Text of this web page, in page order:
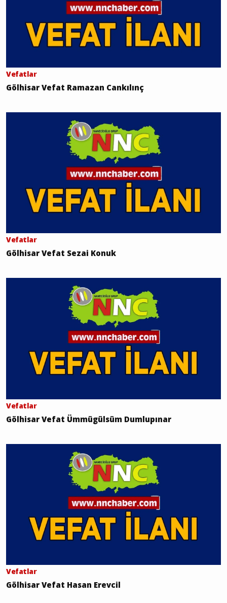
Vefatlar
Gölhisar Vefat Ramazan Cankılınç
Vefatlar
Gölhisar Vefat Sezai Konuk
Vefatlar
Gölhisar Vefat Ümmügülsüm Dumlupınar
Vefatlar
Gölhisar Vefat Hasan Erevcil